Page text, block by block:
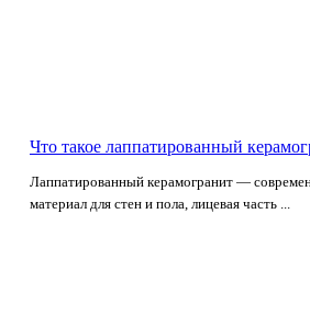
Что такое лаппатированный
Лаппатированный керамогранит —
материал для стен и пола, лицевая часть ...